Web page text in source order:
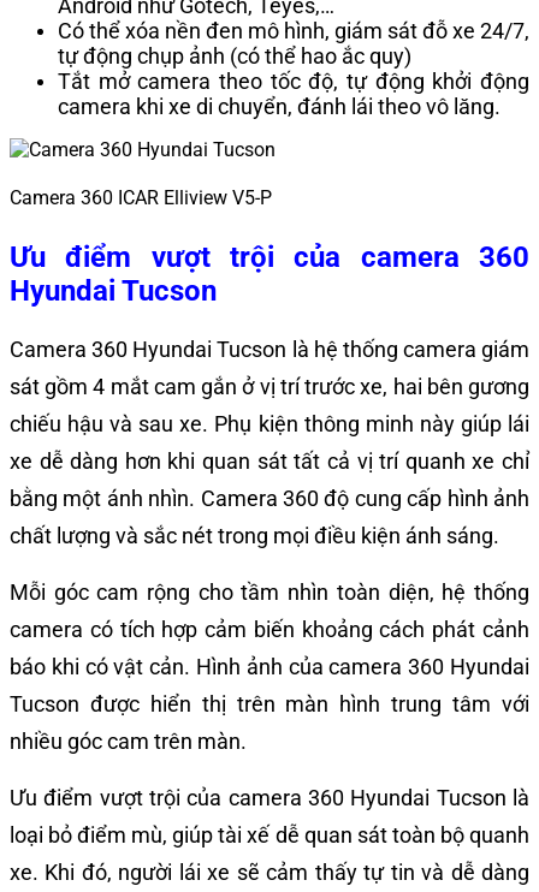
Android như Gotech, Teyes,…
Có thể xóa nền đen mô hình, giám sát đỗ xe 24/7,
tự động chụp ảnh (có thể hao ắc quy)
Tắt mở camera theo tốc độ, tự động khởi động
camera khi xe di chuyển, đánh lái theo vô lăng.
Camera 360 ICAR Elliview V5-P
Ưu điểm vượt trội của camera 360
Hyundai Tucson
Camera 360 Hyundai Tucson là hệ thống camera giám
sát gồm 4 mắt cam gắn ở vị trí trước xe, hai bên gương
chiếu hậu và sau xe. Phụ kiện thông minh này giúp lái
xe dễ dàng hơn khi quan sát tất cả vị trí quanh xe chỉ
bằng một ánh nhìn. Camera 360 độ cung cấp hình ảnh
chất lượng và sắc nét trong mọi điều kiện ánh sáng.
Mỗi góc cam rộng cho tầm nhìn toàn diện, hệ thống
camera có tích hợp cảm biến khoảng cách phát cảnh
báo khi có vật cản. Hình ảnh của camera 360 Hyundai
Tucson được hiển thị trên màn hình trung tâm với
nhiều góc cam trên màn.
Ưu điểm vượt trội của camera 360 Hyundai Tucson là
loại bỏ điểm mù, giúp tài xế dễ quan sát toàn bộ quanh
xe. Khi đó, người lái xe sẽ cảm thấy tự tin và dễ dàng